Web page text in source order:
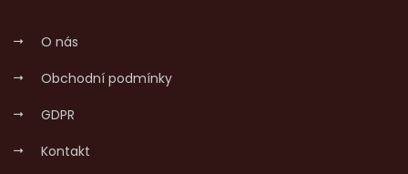
O nás
Obchodní podmínky
GDPR
Kontakt